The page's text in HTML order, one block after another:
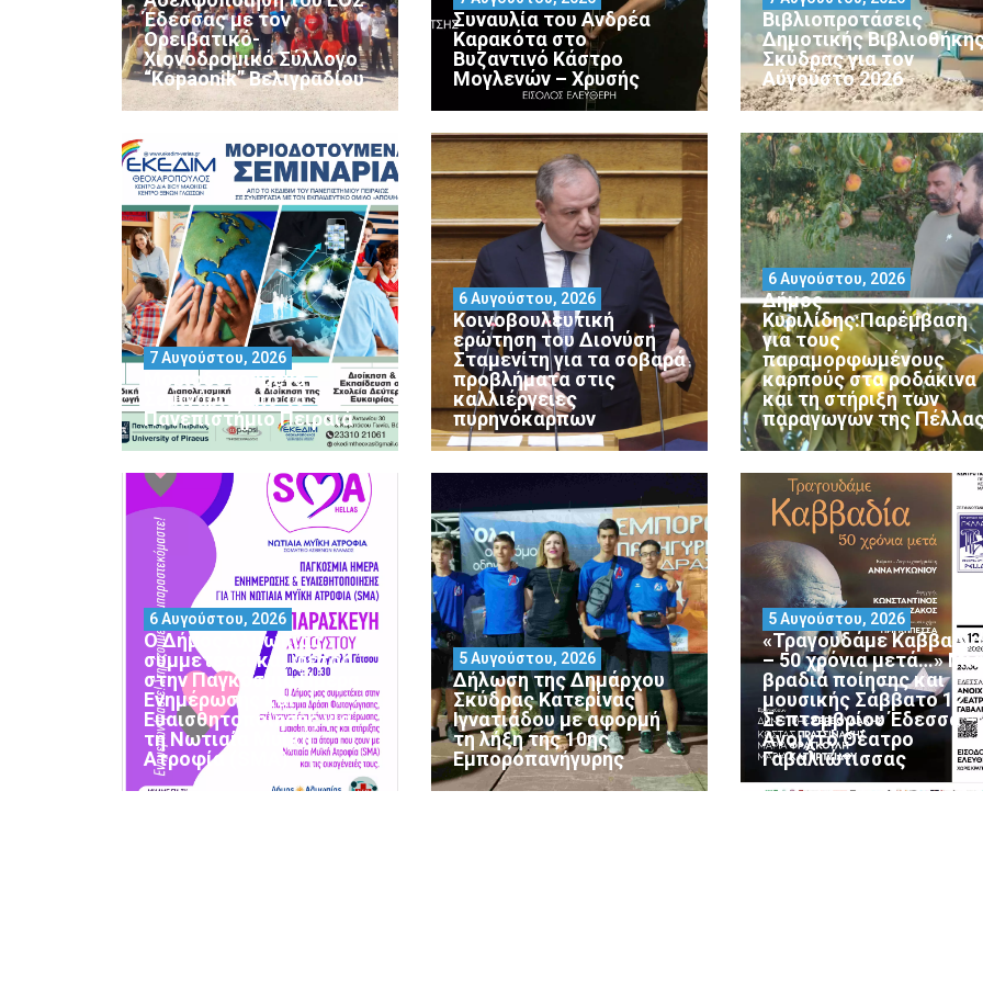
Έδεσσας με τον
Ορειβατικό-
Χιονοδρομικό Σύλλογο
“Kopaonik” Βελιγραδίου
Συναυλία του Ανδρέα
Καρακότα στο
Βυζαντινό Κάστρο
Μογλενών – Χρυσής
Βιβλιοπροτάσεις
Δημοτικής
Σκύδρας για τον
Αύγούστο 2026
Μοριοδοτούμενα
Σεμινάρια από το
Πανεπιστήμιο Πειραιά
7 Αυγούστου, 2026
Κοινοβουλευτική
ερώτηση του Διονύση
Σταμενίτη για τα σοβαρά
προβλήματα στις
καλλιέργειες
πυρηνόκαρπων
6 Αυγούστου, 2026
Δήμος
Κυριλίδης:Παρέμβαση
για τους
παραμορφωμένους
καρπούς στα ροδάκινα
και τη στήριξη των
παραγωγών της
6 Αυγούστου, 2026
Ο Δήμος Αλμωπίας
συμμετέχει και φέτος
στην Παγκόσμια Ημέρα
Ενημέρωσης και
Ευαισθητοποίησης για
τη Νωτιαία Μυϊκή
Ατροφία (SMA)
6 Αυγούστου, 2026
Δήλωση της Δημάρχου
Σκύδρας Κατερίνας
Ιγνατιάδου με αφορμή
τη λήξη της 10ης
Εμποροπανήγυρης
5 Αυγούστου, 2026
«Τραγουδάμε Καββαδία
– 50 χρόνια μετά…» Μια
βραδιά ποίησης και
μουσικής Σάββατο 12
Σεπτεμβρίου Έδεσσα –
Ανοιχτό Θέατρο
Γαβαλιώτισσας
5 Αυγούστου, 2026